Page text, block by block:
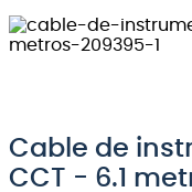
Cable de
CCT - 6.1
2.
bajo
5.
amplificador
6.
guitarra